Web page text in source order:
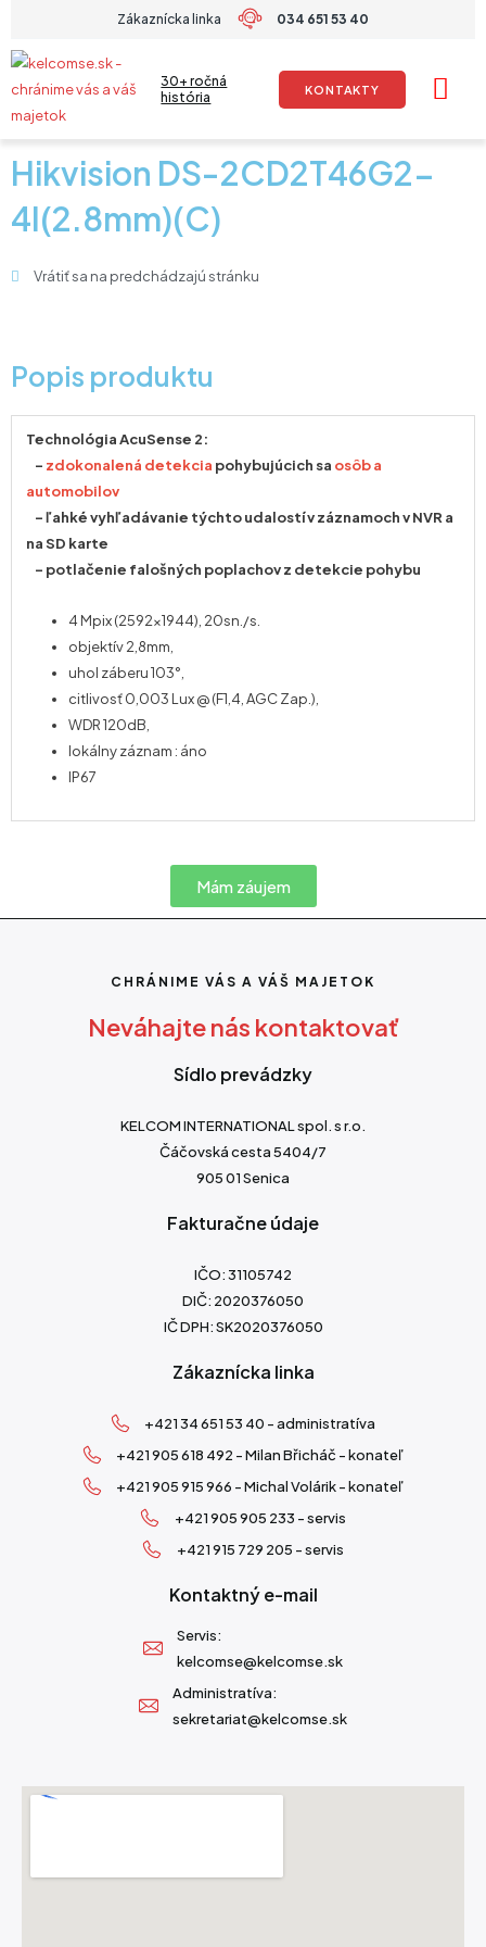
obsah
Zákaznícka linka 034 651 53 40
30+ ročná
história
KONTAKTY
Hikvision DS-2CD2T46G2-
4I(2.8mm)(C)
Vrátiť sa na predchádzajú stránku
Popis produktu
Technológia AcuSense 2:
– zdokonalená detekcia pohybujúcich sa osôb a
automobilov
– ľahké vyhľadávanie týchto udalostí v záznamoch v NVR a
na SD karte
– potlačenie falošných poplachov z detekcie pohybu
4 Mpix (2592×1944), 20sn./s.
objektív 2,8mm,
uhol záberu 103°,
citlivosť 0,003 Lux @ (F1,4, AGC Zap.),
WDR 120dB,
lokálny záznam : áno
IP67
Mám záujem
CHRÁNIME VÁS A VÁŠ MAJETOK
Neváhajte nás kontaktovať
Sídlo prevádzky
KELCOM INTERNATIONAL spol. s r.o.
Čáčovská cesta 5404/7
905 01 Senica
Fakturačne údaje
IČO: 31105742
DIČ: 2020376050
IČ DPH: SK2020376050
Zákaznícka linka
+421 34 651 53 40 - administratíva
+421 905 618 492 - Milan Břicháč - konateľ
+421 905 915 966 - Michal Volárik - konateľ
+421 905 905 233 - servis
+421 915 729 205 - servis
Kontaktný e-mail
Servis:
kelcomse@kelcomse.sk
Administratíva:
sekretariat@kelcomse.sk